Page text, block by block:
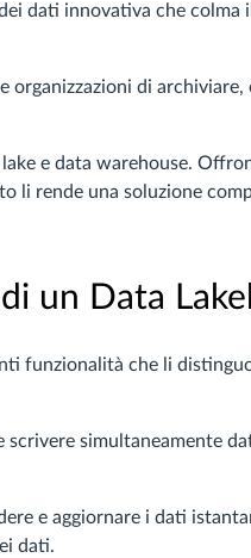
dati innovativa che colma
di archiviare,
e data warehouse.
li rende una soluzione
un Data
funzionalità che li
scrivere simultaneamente
e aggiornare i dati
dati.